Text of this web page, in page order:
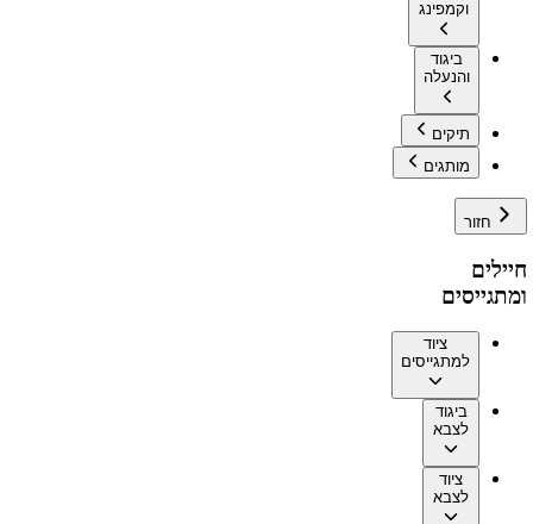
וקמפינג
ביגוד
והנעלה
תיקים
מותגים
חזור
חיילים
ומתגייסים
ציוד
למתגייסים
ביגוד
לצבא
ציוד
לצבא